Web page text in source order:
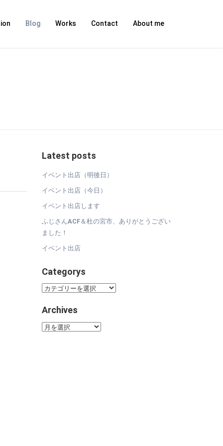
Blog Works Contact About me
Latest posts
イベント出店（明後日）
イベント出店（今日）
イベント出店します
ふじさんACF＆杜の宮市、ありがとうござい
ました！
イベント出店
Categorys
Categorys
Archives
Archives